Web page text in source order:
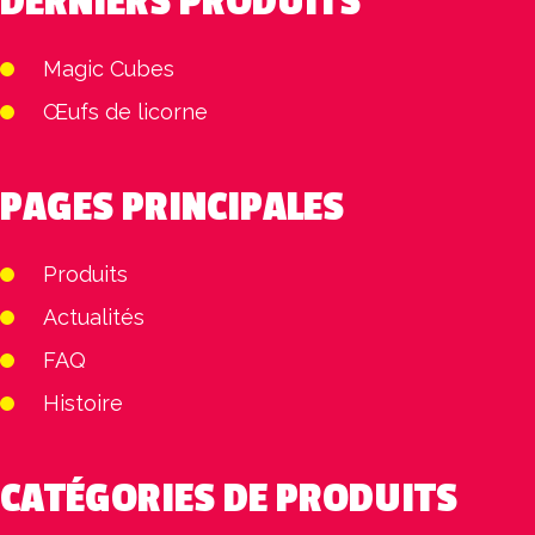
Magic Cubes
Œufs de licorne
PAGES PRINCIPALES
Produits
Actualités
FAQ
Histoire
CATÉGORIES DE PRODUITS